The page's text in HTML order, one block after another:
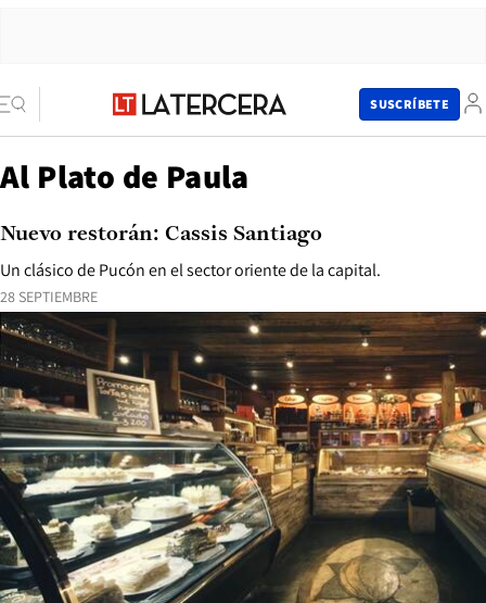
SUSCRÍBETE
Al Plato de Paula
28 SEPTIEMBRE
Un clásico de Pucón en el sector oriente de la capital.
Nuevo restorán: Cassis Santiago